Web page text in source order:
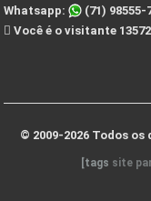
Whatsapp:
(71) 98555-
Você é o visitante
© 2009-2026 Todos
[tags site